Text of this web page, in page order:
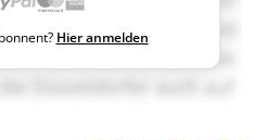
Hier anmelden